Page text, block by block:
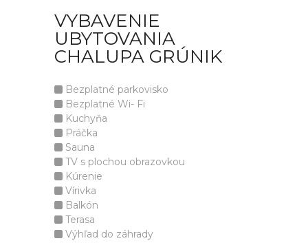
VYBAVENIE
UBYTOVANIA
CHALUPA GRÚNIK
Bezplatné parkovisko
Bezplatné Wi- Fi
Kuchyňa
Práčka
Sauna
TV s plochou obrazovkou
Kúrenie
Vírivka
Balkón
Terasa
Výhľad do záhrady